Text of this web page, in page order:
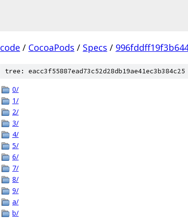
code / CocoaPods / Specs /
tree: eacc3f55887ead73c52d28db19ae41ec3b384c25
0/
1/
2/
3/
4/
5/
6/
7/
8/
9/
a/
b/